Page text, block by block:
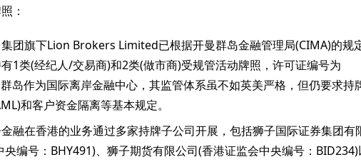
：
团旗下Lion Brokers Limited已根据开曼群岛金融管理局(CIMA)的规
1类(经纪人/交易商)和2类(做市商)受规管活动牌照，许可证编号为
岛作为国际离岸金融中心，其监管体系虽不如英美严格，但仍要求持
和客户资金隔离等基本规定。
融在香港的业务通过多家持牌子公司开展，包括狮子国际证券集团有
央编号：BHY491)、狮子期货有限公司(香港证监会中央编号：BID234)